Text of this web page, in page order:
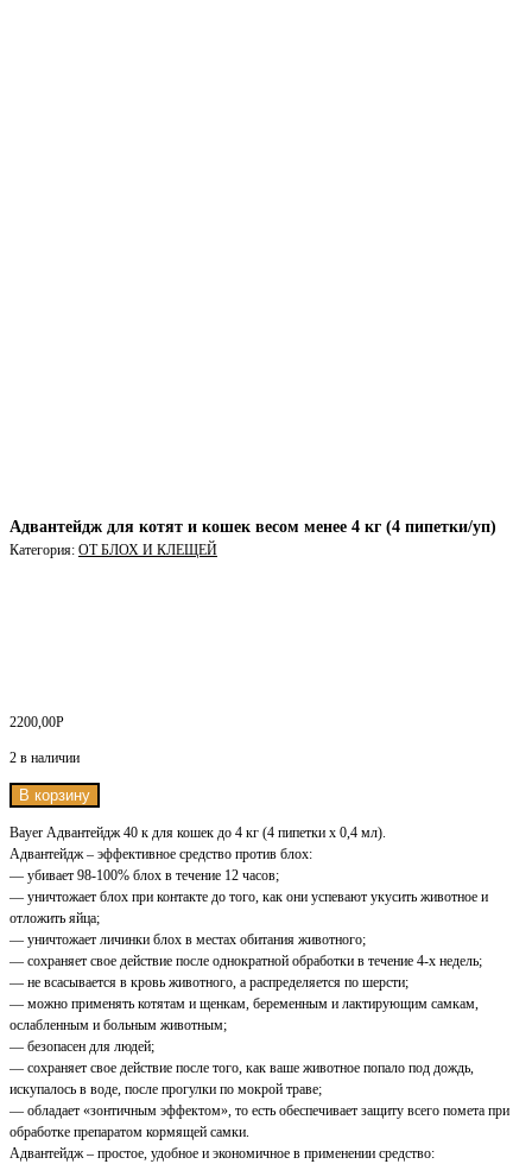
Адвантейдж для котят и кошек весом менее 4 кг (4 пипетки/уп)
Категория: ОТ БЛОХ И КЛЕЩЕЙ
2200,00Р
2 в наличии
В корзину
Bayer Адвантейдж 40 к для кошек до 4 кг (4 пипетки х 0,4 мл).
Адвантейдж – эффективное средство против блох:
— убивает 98-100% блох в течение 12 часов;
— уничтожает блох при контакте до того, как они успевают укусить животное и
отложить яйца;
— уничтожает личинки блох в местах обитания животного;
— сохраняет свое действие после однократной обработки в течение 4-х недель;
— не всасывается в кровь животного, а распределяется по шерсти;
— можно применять котятам и щенкам, беременным и лактирующим самкам,
ослабленным и больным животным;
— безопасен для людей;
— сохраняет свое действие после того, как ваше животное попало под дождь,
искупалось в воде, после прогулки по мокрой траве;
— обладает «зонтичным эффектом», то есть обеспечивает защиту всего помета при
обработке препаратом кормящей самки.
Адвантейдж – простое, удобное и экономичное в применении средство: